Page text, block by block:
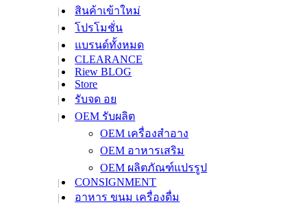
น้ำยาล้างเล็บ
ผลิตภัณฑ์บำรุงเล็บ
ครีมซองซาเช่
เมคอัพรีมูฟเวอร์
สกินแคร์
สินค้าเข้าใหม่
โปรโมชั่น
แบรนด์ทั้งหมด
CLEARANCE
Riew BLOG
Store
รับจด อย
OEM รับผลิต
OEM เครื่องสำอาง
OEM อาหารเสริม
OEM ผลิตภัณฑ์แปรรูป
CONSIGNMENT
อาหาร ขนม เครื่องดื่ม